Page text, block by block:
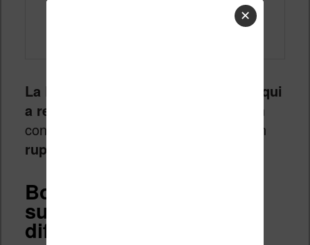
La Bookeen Notéa est une machine qui
a rencontré un succès important
. En
conséquence, elle est régulièrement en
rupture de stock
Bookeen Notéa : un
succès… puis des
difficultés
✕